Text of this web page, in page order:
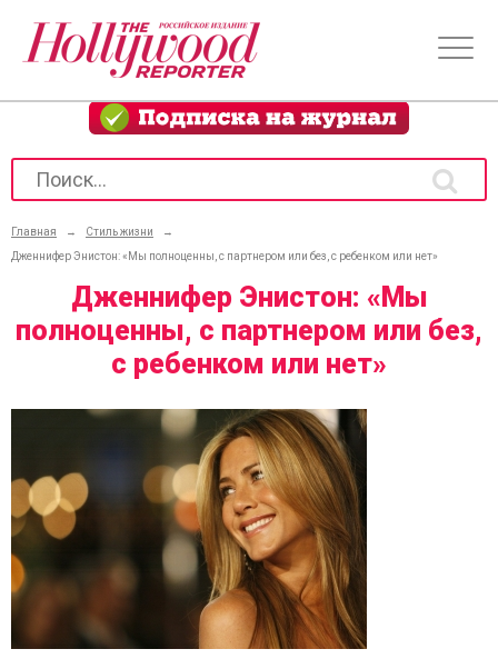
Главная → Стиль жизни
→
Дженнифер Энистон: «Мы полноценны, с партнером или без, с ребенком или нет»
Дженнифер Энистон: «Мы
полноценны, с партнером или без,
с ребенком или нет»